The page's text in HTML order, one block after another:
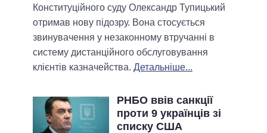
Конституційного суду Олександр Тупицький
отримав нову підозру. Вона стосується
звинувачення у незаконному втручанні в
систему дистанційного обслуговування
клієнтів казначейства. Детальніше...
РНБО ввів санкції
проти 9 українців зі
списку США